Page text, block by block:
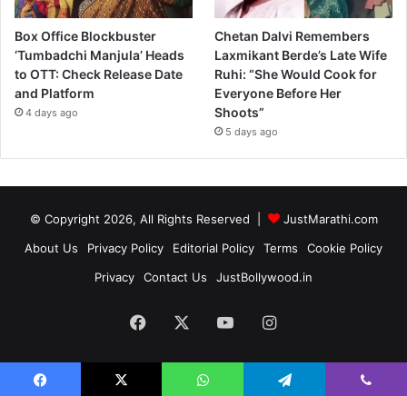
Box Office Blockbuster
‘Tumbadchi Manjula’ Heads
to OTT: Check Release Date
and Platform
4 days ago
Chetan Dalvi Remembers
Laxmikant Berde’s Late Wife
Ruhi: “She Would Cook for
Everyone Before Her
Shoots”
5 days ago
© Copyright 2026, All Rights Reserved |
JustMarathi.com
About Us
Privacy Policy Editorial Policy Terms
Cookie Policy
Privacy
Contact Us JustBollywood.in
Facebook YouTubeInstagram